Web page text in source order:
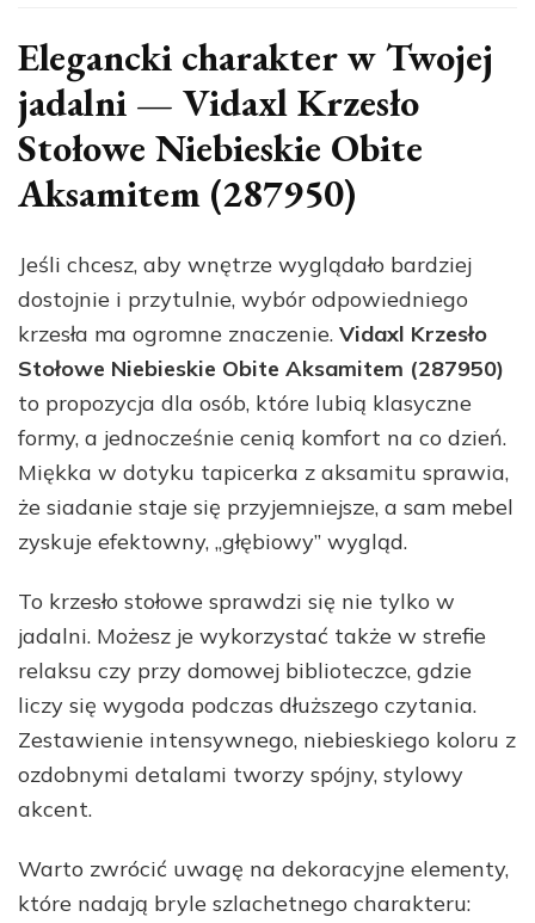
Elegancki charakter w Twojej
jadalni — Vidaxl Krzesło
Stołowe Niebieskie Obite
Aksamitem (287950)
Jeśli chcesz, aby wnętrze wyglądało bardziej
dostojnie i przytulnie, wybór odpowiedniego
krzesła ma ogromne znaczenie. Vidaxl Krzesło
Stołowe Niebieskie Obite Aksamitem (287950)
to propozycja dla osób, które lubią klasyczne
formy, a jednocześnie cenią komfort na co dzień.
Miękka w dotyku tapicerka z aksamitu sprawia,
że siadanie staje się przyjemniejsze, a sam mebel
zyskuje efektowny, „głębiowy” wygląd.
To krzesło stołowe sprawdzi się nie tylko w
jadalni. Możesz je wykorzystać także w strefie
relaksu czy przy domowej biblioteczce, gdzie
liczy się wygoda podczas dłuższego czytania.
Zestawienie intensywnego, niebieskiego koloru z
ozdobnymi detalami tworzy spójny, stylowy
akcent.
Warto zwrócić uwagę na dekoracyjne elementy,
które nadają bryle szlachetnego charakteru: